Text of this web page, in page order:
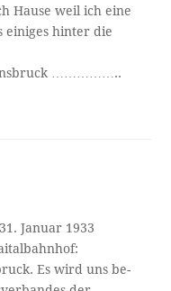
Hause weil ich eine
einiges hinter die
……………..
Januar 1933
Es wird uns be­-